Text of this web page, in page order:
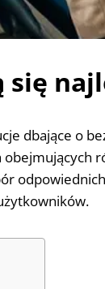
się
dbające o